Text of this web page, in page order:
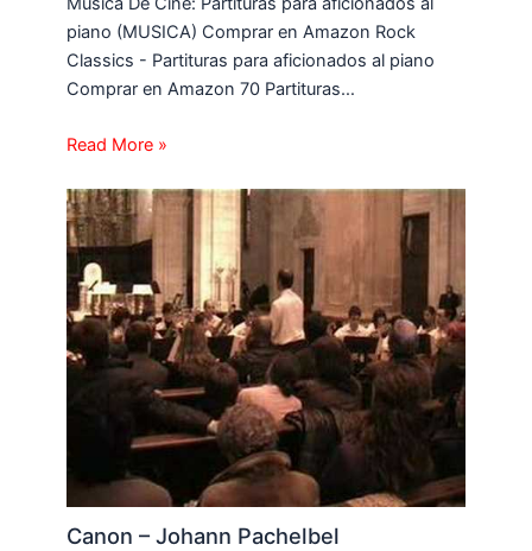
piano (MUSICA) Comprar en Amazon Rock
Classics - Partituras para aficionados al piano
Comprar en Amazon 70 Partituras…
Read More »
Canon – Johann Pachelbel